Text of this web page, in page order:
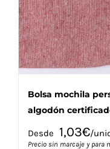
Bolsa mochila
algodón
Desde 1,03€/
Precio sin marcaje y para